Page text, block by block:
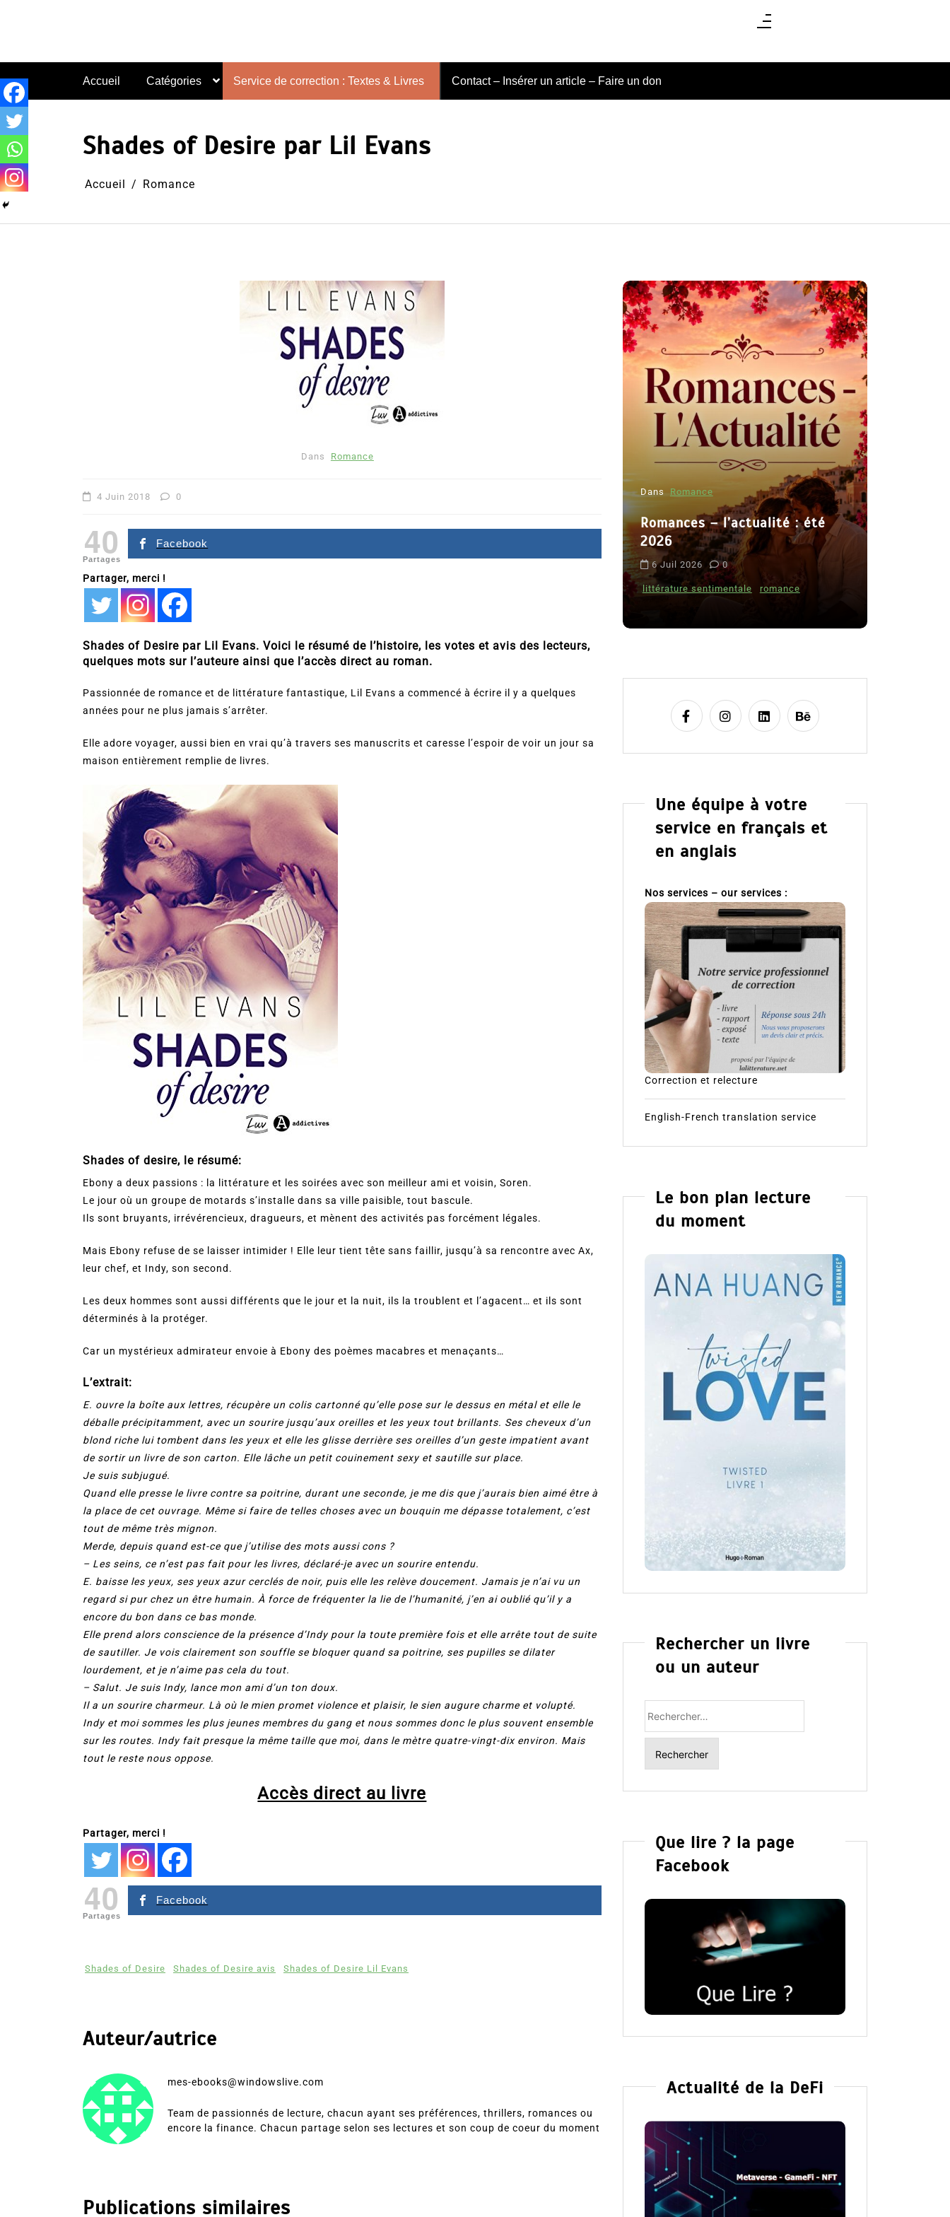
Accueil Catégories Service de correction : Textes & Livres Contact – Insérer un article – Faire un don
Shades of Desire par Lil Evans
Accueil Romance
Dans Romance
4 Juin 2018 0
40
Partages
Facebook
Partager, merci !
Shades of Desire par Lil Evans. Voici le résumé de l’histoire, les votes et avis des lecteurs,
quelques mots sur l’auteure ainsi que l’accès direct au roman.
Passionnée de romance et de littérature fantastique, Lil Evans a commencé à écrire il y a quelques
années pour ne plus jamais s’arrêter.
Elle adore voyager, aussi bien en vrai qu’à travers ses manuscrits et caresse l’espoir de voir un jour sa
maison entièrement remplie de livres.
Shades of desire, le résumé:
Ebony a deux passions : la littérature et les soirées avec son meilleur ami et voisin, Soren.
Le jour où un groupe de motards s’installe dans sa ville paisible, tout bascule.
Ils sont bruyants, irrévérencieux, dragueurs, et mènent des activités pas forcément légales.
Mais Ebony refuse de se laisser intimider ! Elle leur tient tête sans faillir, jusqu’à sa rencontre avec Ax,
leur chef, et Indy, son second.
Les deux hommes sont aussi différents que le jour et la nuit, ils la troublent et l’agacent… et ils sont
déterminés à la protéger.
Car un mystérieux admirateur envoie à Ebony des poèmes macabres et menaçants…
L’extrait:
E. ouvre la boîte aux lettres, récupère un colis cartonné qu’elle pose sur le dessus en métal et elle le
déballe précipitamment, avec un sourire jusqu’aux oreilles et les yeux tout brillants. Ses cheveux d’un
blond riche lui tombent dans les yeux et elle les glisse derrière ses oreilles d’un geste impatient avant
de sortir un livre de son carton. Elle lâche un petit couinement sexy et sautille sur place.
Je suis subjugué.
Quand elle presse le livre contre sa poitrine, durant une seconde, je me dis que j’aurais bien aimé être à
la place de cet ouvrage. Même si faire de telles choses avec un bouquin me dépasse totalement, c’est
tout de même très mignon.
Merde, depuis quand est-ce que j’utilise des mots aussi cons ?
– Les seins, ce n’est pas fait pour les livres, déclaré-je avec un sourire entendu.
E. baisse les yeux, ses yeux azur cerclés de noir, puis elle les relève doucement. Jamais je n’ai vu un
regard si pur chez un être humain. À force de fréquenter la lie de l’humanité, j’en ai oublié qu’il y a
encore du bon dans ce bas monde.
Elle prend alors conscience de la présence d’Indy pour la toute première fois et elle arrête tout de suite
de sautiller. Je vois clairement son souffle se bloquer quand sa poitrine, ses pupilles se dilater
lourdement, et je n’aime pas cela du tout.
– Salut. Je suis Indy, lance mon ami d’un ton doux.
Il a un sourire charmeur. Là où le mien promet violence et plaisir, le sien augure charme et volupté.
Indy et moi sommes les plus jeunes membres du gang et nous sommes donc le plus souvent ensemble
sur les routes. Indy fait presque la même taille que moi, dans le mètre quatre-vingt-dix environ. Mais
tout le reste nous oppose.
Accès direct au livre
Partager, merci !
40
Partages
Facebook
Shades of Desire Shades of Desire avis Shades of Desire Lil Evans
Auteur/autrice
mes-ebooks@windowslive.com
Team de passionnés de lecture, chacun ayant ses préférences, thrillers, romances ou
encore la finance. Chacun partage selon ses lectures et son coup de coeur du moment
Publications similaires
Dans Romance
2026
littérature sentimentale
Dans Thriller
Le coupable n’est pas Camille
Dans Romance
Romances – l’actualité : été
2026
6 Juil 2026 0
littérature sentimentale romance
Une équipe à votre
service en français et
en anglais
Nos services – our services :
Correction et relecture
English-French translation service
Le bon plan lecture
du moment
Rechercher un livre
ou un auteur
Que lire ? la page
Facebook
Actualité de la DeFi